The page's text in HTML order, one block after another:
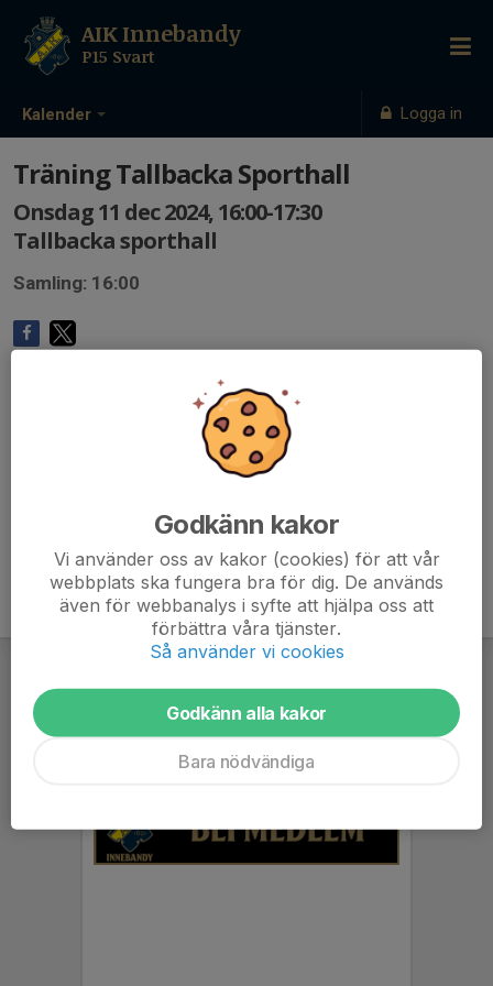
Kalender Logga in
AIK Innebandy
P15 Svart
Träning Tallbacka Sporthall
Onsdag 11 dec 2024, 16:00-17:30
Tallbacka sporthall
Samling: 16:00
Godkänn kakor
Vi använder oss av kakor (cookies) för att vår
webbplats ska fungera bra för dig. De används
även för webbanalys i syfte att hjälpa oss att
förbättra våra tjänster.
Så använder vi cookies
Godkänn alla kakor
Bara nödvändiga